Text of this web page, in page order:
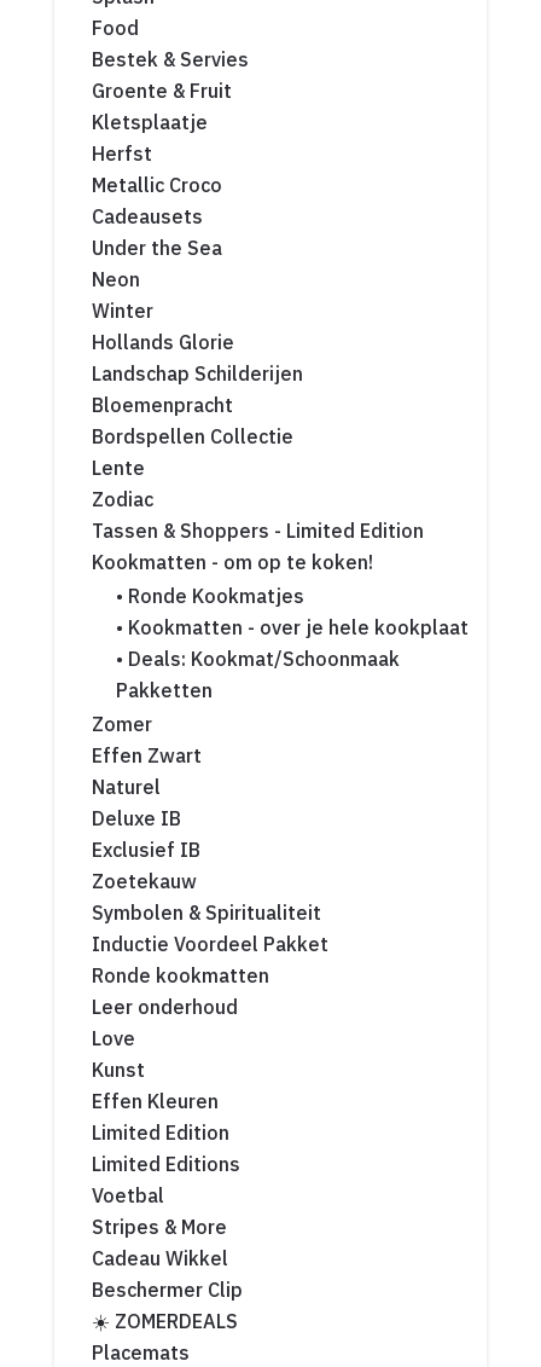
Food
Bestek & Servies
Groente & Fruit
Kletsplaatje
Herfst
Metallic Croco
Cadeausets
Under the Sea
Neon
Winter
Hollands Glorie
Landschap Schilderijen
Bloemenpracht
Bordspellen Collectie
Lente
Zodiac
Tassen & Shoppers - Limited Edition
Kookmatten - om op te koken!
• Ronde Kookmatjes
• Kookmatten - over je hele kookplaat
• Deals: Kookmat/Schoonmaak
Pakketten
Zomer
Effen Zwart
Naturel
Deluxe IB
Exclusief IB
Zoetekauw
Symbolen & Spiritualiteit
Inductie Voordeel Pakket
Ronde kookmatten
Leer onderhoud
Love
Kunst
Effen Kleuren
Limited Edition
Limited Editions
Voetbal
Stripes & More
Cadeau Wikkel
Beschermer Clip
☀️ ZOMERDEALS
Placemats